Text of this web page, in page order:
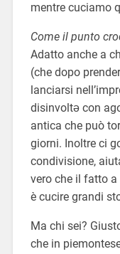
mentre cuciamo
Come il punto
Adatto anche a
(che dopo
lanciarsi
disinvoltə con
antica che può
giorni. Inoltre ci
condivisione,
vero che il fatto
è cucire grandi
Ma chi sei?
che in